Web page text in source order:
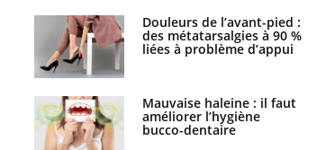
Douleurs de l’avant-pied :
des métatarsalgies à 90 %
liées à problème d’appui
Mauvaise haleine : il faut
améliorer l’hygiène
bucco-dentaire